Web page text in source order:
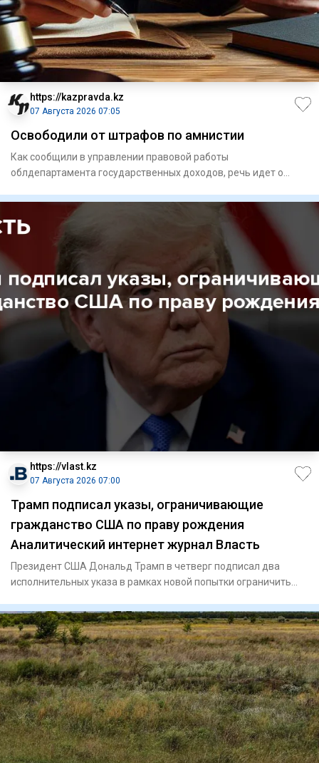
https://kazpravda.kz
07 Августа 2026 07:05
Освободили от штрафов по амнистии
Как сообщили в управлении правовой работы
облдепартамента государственных доходов, речь идет о
https://vlast.kz
07 Августа 2026 07:00
Трамп подписал указы, ограничивающие
гражданство США по праву рождения
Аналитический интернет журнал Власть
Президент США Дональд Трамп в четверг подписал два
исполнительных указа в рамках новой попытки ограничить